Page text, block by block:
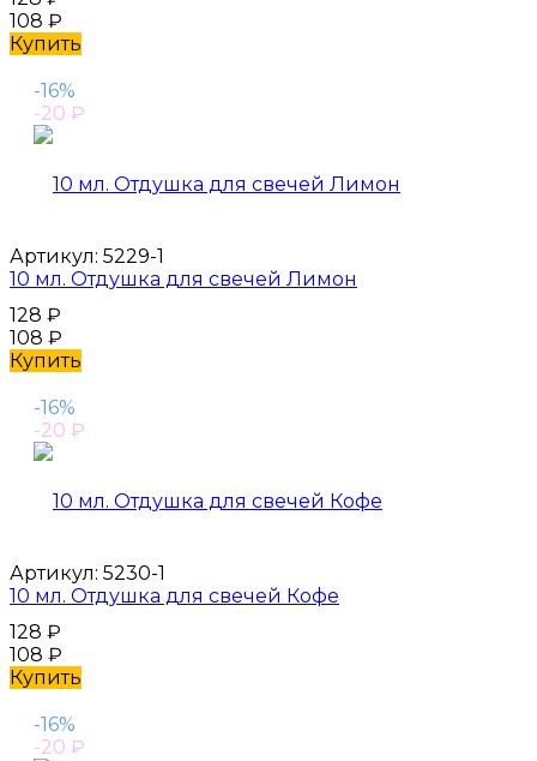
108 ₽
Купить
-16%
-20 ₽
Артикул: 5229-1
10 мл. Отдушка для свечей Лимон
128 ₽
108 ₽
Купить
-16%
-20 ₽
Артикул: 5230-1
10 мл. Отдушка для свечей Кофе
128 ₽
108 ₽
Купить
-16%
-20 ₽